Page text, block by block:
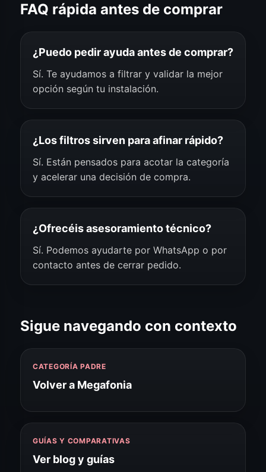
FAQ rápida antes de comprar
¿Puedo pedir ayuda antes de comprar?
Sí. Te ayudamos a filtrar y validar la mejor
opción según tu instalación.
¿Los filtros sirven para afinar rápido?
Sí. Están pensados para acotar la categoría
y acelerar una decisión de compra.
¿Ofrecéis asesoramiento técnico?
Sí. Podemos ayudarte por WhatsApp o por
contacto antes de cerrar pedido.
Sigue navegando con contexto
CATEGORÍA PADRE
Volver a Megafonia
GUÍAS Y COMPARATIVAS
Ver blog y guías